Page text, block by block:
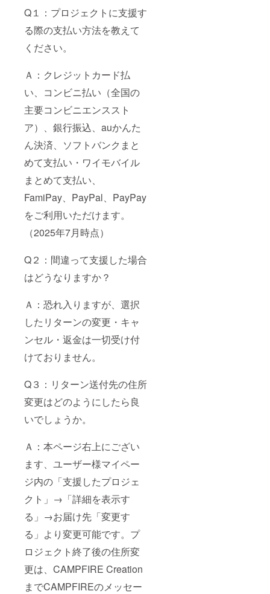
Q１：プロジェクトに支援す
る際の支払い方法を教えて
ください。
Ａ：クレジットカード払
い、コンビニ払い（全国の
主要コンビニエンススト
ア）、銀行振込、auかんた
ん決済、ソフトバンクまと
めて支払い・ワイモバイル
まとめて支払い、
FamiPay、PayPal、PayPay
をご利用いただけます。
（2025年7月時点）
Q２：間違って支援した場合
はどうなりますか？
Ａ：恐れ入りますが、選択
したリターンの変更・キャ
ンセル・返金は一切受け付
けておりません。
Q３：リターン送付先の住所
変更はどのようにしたら良
いでしょうか。
Ａ：本ページ右上にござい
ます、ユーザー様マイペー
ジ内の「支援したプロジェ
クト」→「詳細を表示す
る」→お届け先「変更す
る」より変更可能です。プ
ロジェクト終了後の住所変
更は、CAMPFIRE Creation
までCAMPFIREのメッセー